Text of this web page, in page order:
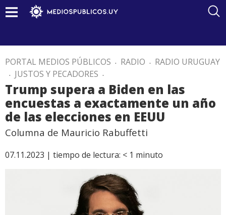
PORTAL MEDIOS PÚBLICOS . RADIO . RADIO URUGUAY
. JUSTOS Y PECADORES .
Trump supera a Biden en las
encuestas a exactamente un año
de las elecciones en EEUU
Columna de Mauricio Rabuffetti
07.11.2023 | tiempo de lectura: < 1 minuto